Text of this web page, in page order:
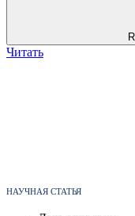
Читать
НАУЧНАЯ СТАТЬЯ